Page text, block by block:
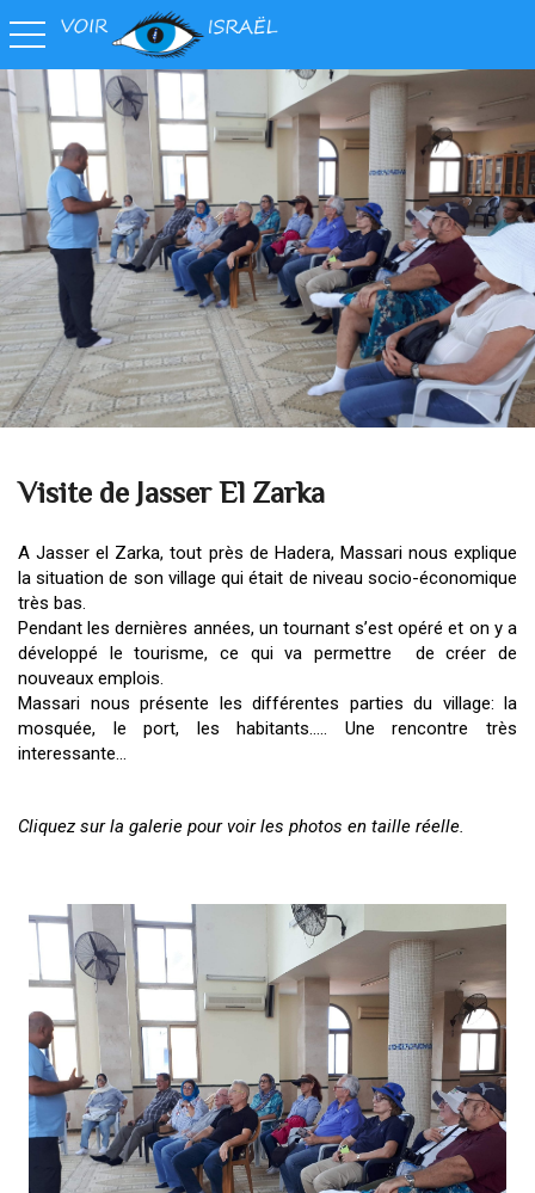
toggle navigation
Visite de Jasser El Zarka
A Jasser el Zarka, tout près de Hadera, Massari nous explique
la situation de son village qui était de niveau socio-économique
très bas.
Pendant les dernières années, un tournant s’est opéré et on y a
développé le tourisme, ce qui va permettre de créer de
nouveaux emplois.
Massari nous présente les différentes parties du village: la
mosquée, le port, les habitants..... Une rencontre très
interessante...
Cliquez sur la galerie pour voir les photos en taille réelle.